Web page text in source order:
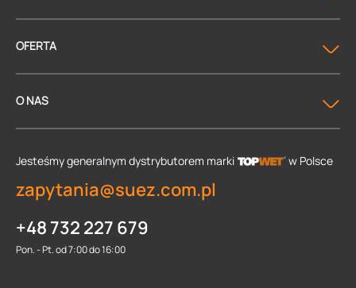
OFERTA
O NAS
Jesteśmy generalnym dystrybutorem marki w Polsce
zapytania@suez.com.pl
+48 732 227 679
Pon. - Pt. od 7:00 do 16:00